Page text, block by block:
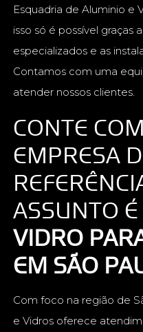
Esquadria de Aluminio e
isso só é possível graças
especializados e as
Contamos com uma
atender nossos clientes.
CONTE
EMPRESA
ASSUNTO É
VIDRO
EM SÃO
Com foco na região de
e Vidros oferece